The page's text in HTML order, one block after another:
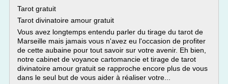
Tarot gratuit
Tarot divinatoire amour gratuit
Vous avez longtemps entendu parler du tirage du tarot de
Marseille mais jamais vous n'avez eu l'occasion de profiter
de cette aubaine pour tout savoir sur votre avenir. Eh bien,
notre cabinet de voyance cartomancie et tirage de tarot
divinatoire amour gratuit se rapproche encore plus de vous
dans le seul but de vous aider à réaliser votre...